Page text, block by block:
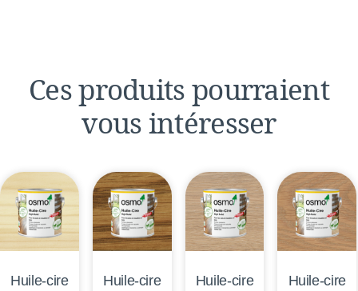
Ces produits pourraient
vous intéresser
Huile-cire
Huile-cire
Huile-cire
Huile-cire